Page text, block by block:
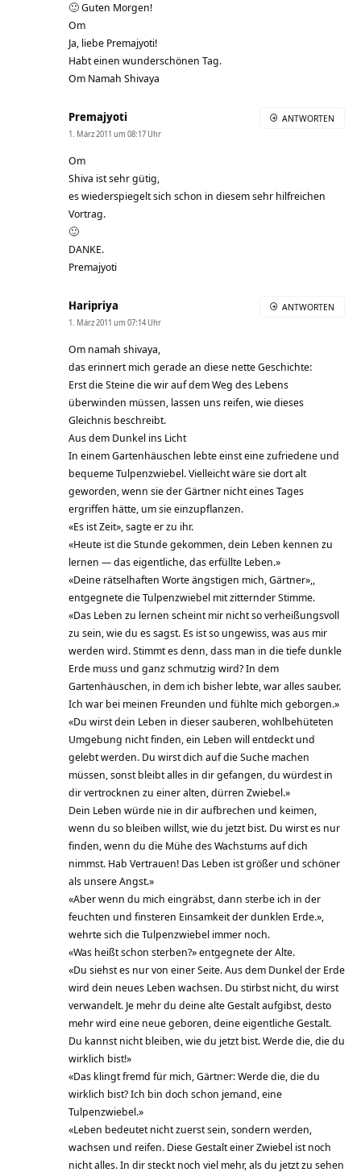
🙂 Guten Morgen!
Om
Ja, liebe Premajyoti!
Habt einen wunderschönen Tag.
Om Namah Shivaya
Premajyoti
1. März 2011 um 08:17 Uhr
Om
Shiva ist sehr gütig,
es wiederspiegelt sich schon in diesem sehr hilfreichen
Vortrag.
🙂
DANKE.
Premajyoti
ANTWORTEN
Haripriya
1. März 2011 um 07:14 Uhr
Om namah shivaya,
das erinnert mich gerade an diese nette Geschichte:
Erst die Steine die wir auf dem Weg des Lebens
überwinden müssen, lassen uns reifen, wie dieses
Gleichnis beschreibt.
Aus dem Dunkel ins Licht
In einem Gartenhäuschen lebte einst eine zufriedene und
bequeme Tulpenzwiebel. Vielleicht wäre sie dort alt
geworden, wenn sie der Gärtner nicht eines Tages
ergriffen hätte, um sie einzupflanzen.
«Es ist Zeit», sagte er zu ihr.
«Heute ist die Stunde gekommen, dein Leben kennen zu
lernen — das eigentliche, das erfüllte Leben.»
«Deine rätselhaften Worte ängstigen mich, Gärtner»,,
entgegnete die Tulpenzwiebel mit zitternder Stimme.
«Das Leben zu lernen scheint mir nicht so verheißungsvoll
zu sein, wie du es sagst. Es ist so ungewiss, was aus mir
werden wird. Stimmt es denn, dass man in die tiefe dunkle
Erde muss und ganz schmutzig wird? In dem
Gartenhäuschen, in dem ich bisher lebte, war alles sauber.
Ich war bei meinen Freunden und fühlte mich geborgen.»
«Du wirst dein Leben in dieser sauberen, wohlbehüteten
Umgebung nicht finden, ein Leben will entdeckt und
gelebt werden. Du wirst dich auf die Suche machen
müssen, sonst bleibt alles in dir gefangen, du würdest in
dir vertrocknen zu einer alten, dürren Zwiebel.»
Dein Leben würde nie in dir aufbrechen und keimen,
wenn du so bleiben willst, wie du jetzt bist. Du wirst es nur
finden, wenn du die Mühe des Wachstums auf dich
nimmst. Hab Vertrauen! Das Leben ist größer und schöner
als unsere Angst.»
«Aber wenn du mich eingräbst, dann sterbe ich in der
feuchten und finsteren Einsamkeit der dunklen Erde.»,
wehrte sich die Tulpenzwiebel immer noch.
«Was heißt schon sterben?» entgegnete der Alte.
«Du siehst es nur von einer Seite. Aus dem Dunkel der Erde
wird dein neues Leben wachsen. Du stirbst nicht, du wirst
verwandelt. Je mehr du deine alte Gestalt aufgibst, desto
mehr wird eine neue geboren, deine eigentliche Gestalt.
Du kannst nicht bleiben, wie du jetzt bist. Werde die, die du
wirklich bist!»
«Das klingt fremd für mich, Gärtner: Werde die, die du
wirklich bist? Ich bin doch schon jemand, eine
Tulpenzwiebel.»
«Leben bedeutet nicht zuerst sein, sondern werden,
wachsen und reifen. Diese Gestalt einer Zwiebel ist noch
nicht alles. In dir steckt noch viel mehr, als du jetzt zu sehen
ANTWORTEN